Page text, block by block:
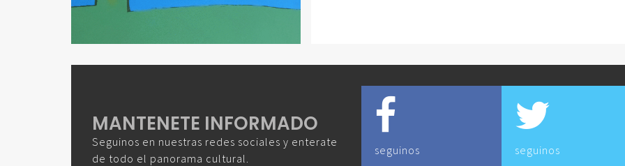
MANTENETE INFORMADO
Seguinos en nuestras redes sociales y enterate
de todo el panorama cultural.
seguinos seguinos